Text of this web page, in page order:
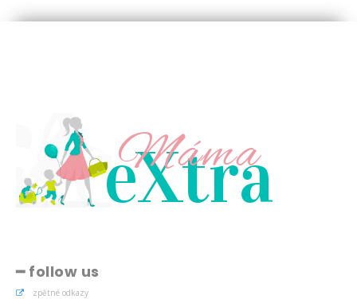
eXtra
Máma
━ follow us
zpětné odkazy